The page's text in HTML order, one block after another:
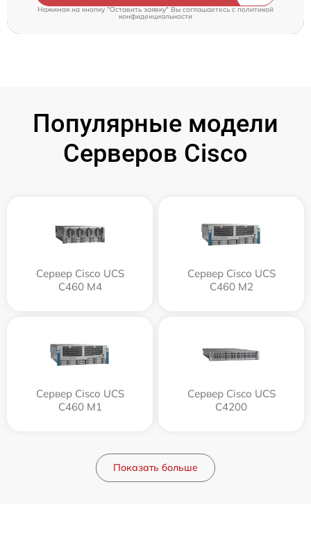
Нажимая на кнопку "Оставить заявку" Вы соглашаетесь cполитикой
конфиденциальности
Популярные модели
Серверов Cisco
Сервер Cisco UCS
C460 M4
Сервер Cisco UCS
C460 M2
Сервер Cisco UCS
C460 M1
Сервер Cisco UCS
C4200
Показать больше